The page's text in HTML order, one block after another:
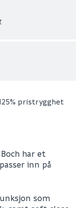
pristrygghet
har et
inn på
som